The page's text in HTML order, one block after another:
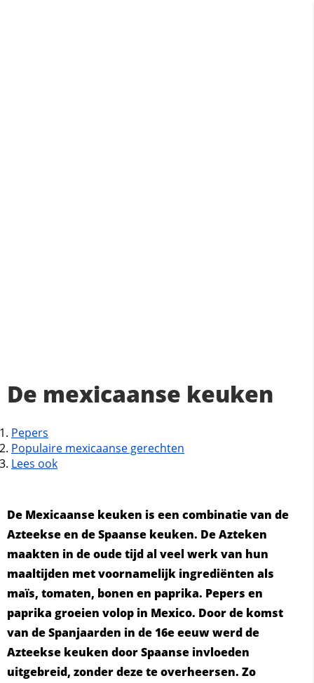
De mexicaanse keuken
Pepers
Populaire mexicaanse gerechten
Lees ook
De Mexicaanse keuken is een combinatie van de
Azteekse en de Spaanse keuken. De Azteken
maakten in de oude tijd al veel werk van hun
maaltijden met voornamelijk ingrediënten als
maïs, tomaten, bonen en paprika. Pepers en
paprika groeien volop in Mexico. Door de komst
van de Spanjaarden in de 16e eeuw werd de
Azteekse keuken door Spaanse invloeden
uitgebreid, zonder deze te overheersen. Zo